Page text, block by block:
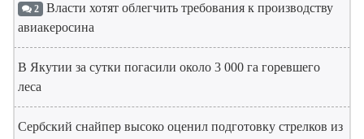
2 Власти хотят облегчить требования к производству
авиакеросина
В Якутии за сутки погасили около 3 000 га горевшего
леса
Сербский снайпер высоко оценил подготовку стрелков из